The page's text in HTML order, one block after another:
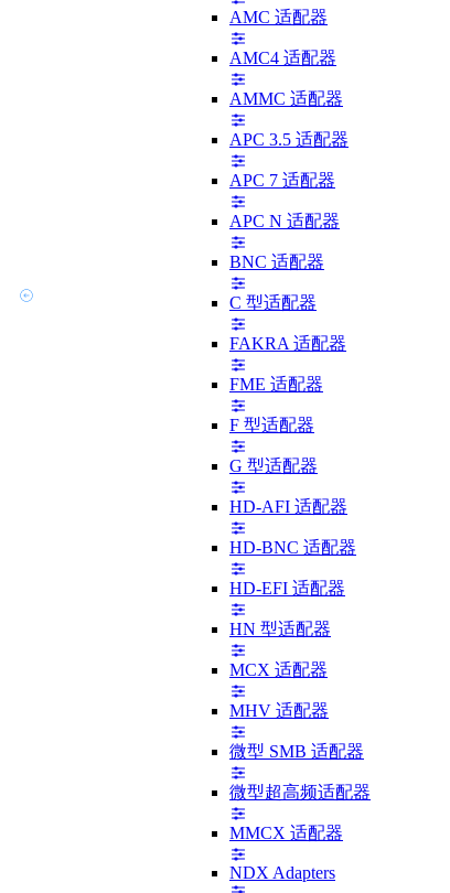
AMC 适配器
AMC4 适配器
AMMC 适配器
APC 3.5 适配器
APC 7 适配器
APC N 适配器
BNC 适配器
C 型适配器
FAKRA 适配器
FME 适配器
F 型适配器
G 型适配器
HD-AFI 适配器
HD-BNC 适配器
HD-EFI 适配器
HN 型适配器
MCX 适配器
MHV 适配器
微型 SMB 适配器
微型超高频适配器
MMCX 适配器
NDX Adapters